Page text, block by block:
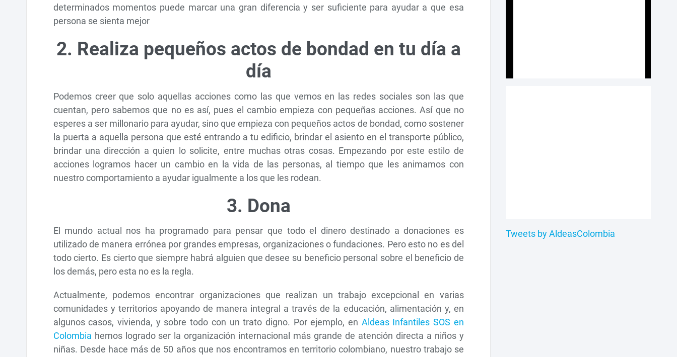
determinados momentos puede marcar una gran diferencia y ser suficiente para ayudar a que esa
persona se sienta mejor
2. Realiza pequeños actos de bondad en tu día a
día
Podemos creer que solo aquellas acciones como las que vemos en las redes sociales son las que
cuentan, pero sabemos que no es así, pues el cambio empieza con pequeñas acciones. Así que no
esperes a ser millonario para ayudar, sino que empieza con pequeños actos de bondad, como sostener
la puerta a aquella persona que esté entrando a tu edificio, brindar el asiento en el transporte público,
brindar una dirección a quien lo solicite, entre muchas otras cosas. Empezando por este estilo de
acciones logramos hacer un cambio en la vida de las personas, al tiempo que les animamos con
nuestro comportamiento a ayudar igualmente a los que les rodean.
3. Dona
El mundo actual nos ha programado para pensar que todo el dinero destinado a donaciones es
utilizado de manera errónea por grandes empresas, organizaciones o fundaciones. Pero esto no es del
todo cierto. Es cierto que siempre habrá alguien que desee su beneficio personal sobre el beneficio de
los demás, pero esta no es la regla.
Actualmente, podemos encontrar organizaciones que realizan un trabajo excepcional en varias
comunidades y territorios apoyando de manera integral a través de la educación, alimentación y, en
algunos casos, vivienda, y sobre todo con un trato digno. Por ejemplo, en Aldeas Infantiles SOS en
Colombia hemos logrado ser la organización internacional más grande de atención directa a niños y
niñas. Desde hace más de 50 años que nos encontramos en territorio colombiano, nuestro trabajo se
Tweets by AldeasColombia